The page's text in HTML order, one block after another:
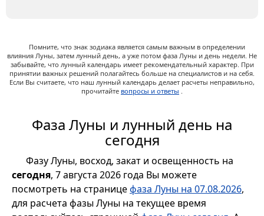
Помните, что знак зодиака является самым важным в определении
влияния Луны, затем лунный день, а уже потом фаза Луны и день недели. Не
забывайте, что лунный календарь имеет рекомендательный характер. При
принятии важных решений полагайтесь больше на специалистов и на себя.
Если Вы считаете, что наш лунный календарь делает расчеты неправильно,
прочитайте вопросы и ответы .
Фаза Луны и лунный день на
сегодня
Фазу Луны, восход, закат и освещенность на
сегодня, 7 августа 2026 года Вы можете
посмотреть на страницефаза Луны на 07.08.2026,
для расчета фазы Луны на текущее время